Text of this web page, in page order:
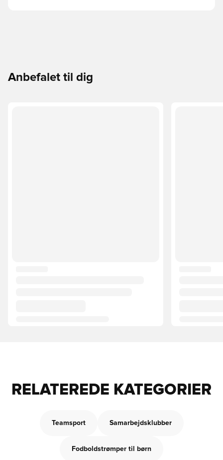
Anbefalet til dig
RELATEREDE KATEGORIER
Teamsport Samarbejdsklubber
Fodboldstrømper til børn